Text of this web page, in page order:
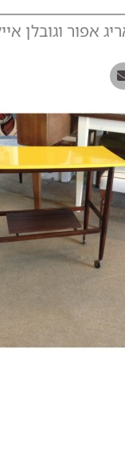
אפור וגובלן